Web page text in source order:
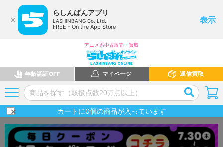
らしんばんアプリ
LASHINBANG Co.,Ltd.
FREE - On the App Store
表示
アニメ系中古販売・買取
年齢認証OFF マイページ 通信買取
カートに0個の商品が入っています